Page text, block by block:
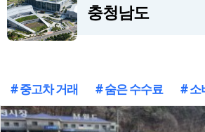
충청남도
# 중고차 거래 # 숨은 수수료 # 소